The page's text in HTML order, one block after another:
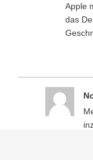
Apple
das